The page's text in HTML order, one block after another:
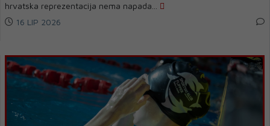
hrvatska reprezentacija nema napada...
16 LIP 2026